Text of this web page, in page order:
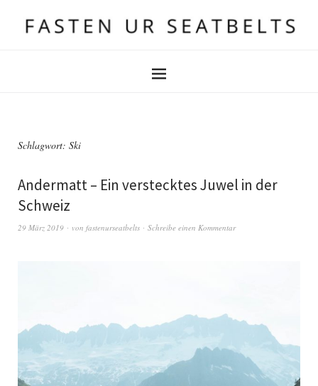
Schlagwort: Ski
Andermatt – Ein verstecktes Juwel in der
Schweiz
29 März 2019 von fastenurseatbelts Schreibe einen Kommentar